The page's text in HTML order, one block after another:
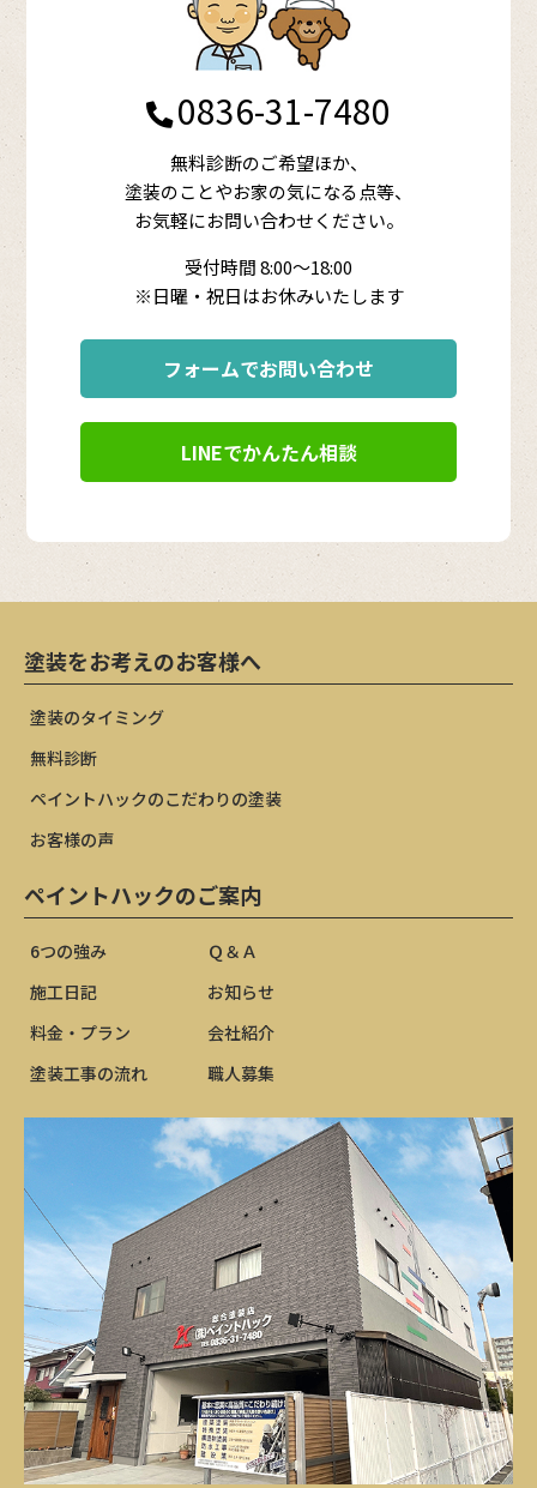
0836-31-7480
無料診断のご希望ほか、
塗装のことやお家の気になる点等、
お気軽にお問い合わせください。
受付時間 8:00～18:00
※日曜・祝日はお休みいたします
フォームでお問い合わせ
LINEでかんたん相談
塗装をお考えのお客様へ
塗装のタイミング
無料診断
ペイントハックのこだわりの塗装
お客様の声
ペイントハックのご案内
6つの強み
施工日記
料金・プラン
塗装工事の流れ
Ｑ＆Ａ
お知らせ
会社紹介
職人募集